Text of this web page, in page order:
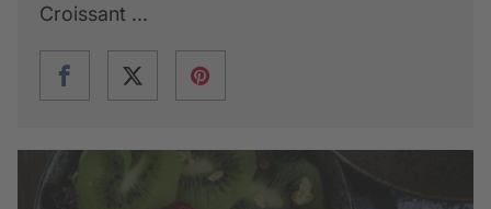
Croissant ...